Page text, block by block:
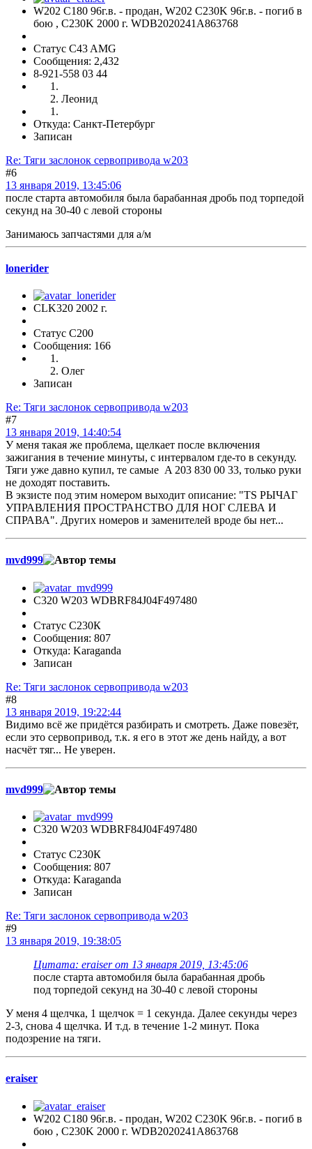
W202 C180 96г.в. - продан, W202 C230K 96г.в. - погиб в
бою , C230K 2000 г. WDB2020241A863768
Статус C43 AMG
Сообщения: 2,432
8-921-558 03 44
Леонид
Откуда: Санкт-Петербург
Записан
Re: Тяги заслонок сервопривода w203
#6
13 января 2019, 13:45:06
после старта автомобиля была барабанная дробь под торпедой
секунд на 30-40 с левой стороны
Занимаюсь запчастями для а/м
lonerider
CLK320 2002 г.
Статус C200
Сообщения: 166
Олег
Записан
Re: Тяги заслонок сервопривода w203
#7
13 января 2019, 14:40:54
У меня такая же проблема, щелкает после включения
зажигания в течение минуты, с интервалом где-то в секунду.
Тяги уже давно купил, те самые A 203 830 00 33, только руки
не доходят поставить.
В экзисте под этим номером выходит описание: "TS РЫЧАГ
УПРАВЛЕНИЯ ПРОСТРАНСТВО ДЛЯ НОГ СЛЕВА И
СПРАВА". Других номеров и заменителей вроде бы нет...
mvd999
C320 W203 WDBRF84J04F497480
Статус С230К
Сообщения: 807
Откуда: Karaganda
Записан
Re: Тяги заслонок сервопривода w203
#8
13 января 2019, 19:22:44
Видимо всё же придётся разбирать и смотреть. Даже повезёт,
если это сервопривод, т.к. я его в этот же день найду, а вот
насчёт тяг... Не уверен.
mvd999
C320 W203 WDBRF84J04F497480
Статус С230К
Сообщения: 807
Откуда: Karaganda
Записан
Re: Тяги заслонок сервопривода w203
#9
13 января 2019, 19:38:05
Цитата: eraiser от 13 января 2019, 13:45:06
после старта автомобиля была барабанная дробь
под торпедой секунд на 30-40 с левой стороны
У меня 4 щелчка, 1 щелчок = 1 секунда. Далее секунды через
2-3, снова 4 щелчка. И т.д. в течение 1-2 минут. Пока
подозрение на тяги.
eraiser
W202 C180 96г.в. - продан, W202 C230K 96г.в. - погиб в
бою , C230K 2000 г. WDB2020241A863768